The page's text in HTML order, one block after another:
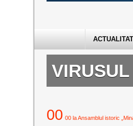
00 00 la Ansamblul istoric